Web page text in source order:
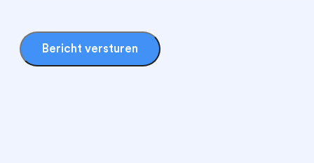
Bericht versturen